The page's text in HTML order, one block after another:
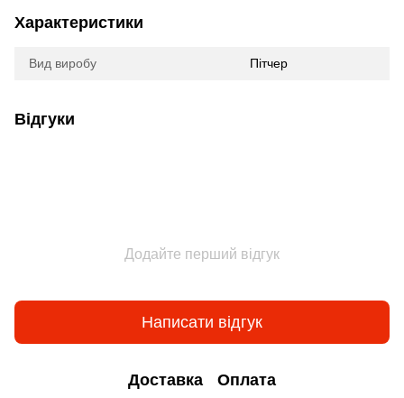
Характеристики
Вид виробу Пітчер
Відгуки
Додайте перший відгук
Написати відгук
Доставка Оплата